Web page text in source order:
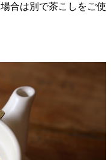
合は別で茶こしをご使